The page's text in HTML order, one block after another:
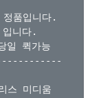
품입니다.
니다.
일 퀵가능
스 미디움